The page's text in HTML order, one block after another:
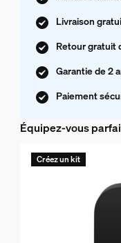
Livraison
Retour gratuit
Garantie de 2
Paiement
Équipez-vous
Créez un kit